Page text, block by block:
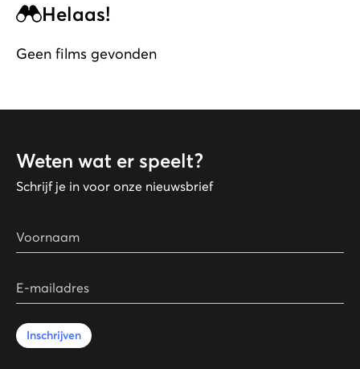
Helaas!
Geen films gevonden
Weten wat er speelt?
Schrijf je in voor onze nieuwsbrief
Voornaam
E-mailadres
Inschrijven